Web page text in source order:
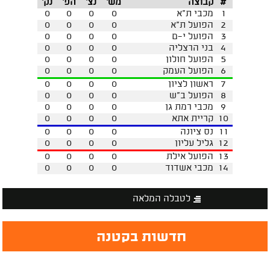
נק' הפ' נצ' מש' קבוצה
#
0
0 0 0 מכבי ת"א
1
0
0 0 0 הפועל ת"א
2
0
0 0 0 הפועל י-ם
3
0
0 0 0 בני הרצליה
4
0
0 0 0 הפועל חולון
5
0
0 0 0 הפועל העמק
6
0
0 0 0 ראשון לציון
7
0
0 0 0 הפועל ב"ש
8
0
0 0 0 מכבי רמת גן
9
0
0 0 0 קריית אתא 10
0
0 0 0 נס ציונה
11
0
0 0 0 גליל עליון 12
0
0 0 0 הפועל אילת
13
0
0 0 0 מכבי אשדוד 14
לטבלה המלאה
חדשות בקטנה